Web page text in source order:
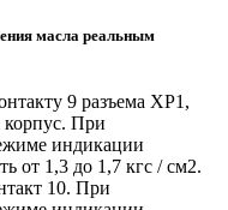
масла реальным
9 разъема XP1,
корпус. При
индикации
от 1,3 до 1,7 кгс / см2.
10. При